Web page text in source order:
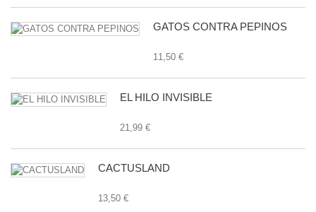
GATOS CONTRA PEPINOS
11,50 €
EL HILO INVISIBLE
21,99 €
CACTUSLAND
13,50 €